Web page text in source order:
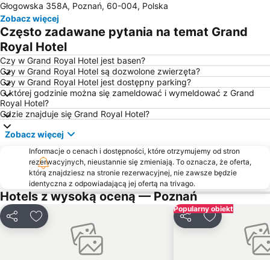
Stadion Miejski
Centrum Kongresowe Poznań-Targi
Wilda
Plaża nad jeziorem Kierskim
Garbary
Dworzec Zachodni
Rataje
Pałac w Rogalinie
Swięty Marcin
Stary Browar
Plac Wolności
Łazarz
Stare Zoo
Plaża nad jeziorem Maltańskim
Ogród Zoologiczny w Poznaniu
Ośrodek Szkoleniowo-Konferencyjny Kiekrz
Concordia Design
Ulica Jana Henryka Dąbrowskiego
Uniwersytet Ekonomiczny
Hala Widowiskowo-Sportowa Arena
Hipodrom Wola
Centrum Kongresowo-Dydaktyczne Uniwersytetu Medycznego im. Karola Marcinkowskiego
Aleje Marcinkowskiego
Ostrów Tumski
Ulica Aleksandra Fredry
Głogowska 358A, Poznań, 60-004, Polska
Zobacz więcej
Często zadawane pytania na temat Grand
Royal Hotel
Czy w Grand Royal Hotel jest basen?
Czy w Grand Royal Hotel są dozwolone zwierzęta?
Czy w Grand Royal Hotel jest dostępny parking?
O której godzinie można się zameldować i wymeldować z Grand
Royal Hotel?
Gdzie znajduje się Grand Royal Hotel?
Zobacz więcej
Informacje o cenach i dostępności, które otrzymujemy od stron
rezerwacyjnych, nieustannie się zmieniają. To oznacza, że oferta,
którą znajdziesz na stronie rezerwacyjnej, nie zawsze będzie
identyczna z odpowiadającą jej ofertą na trivago.
Hotels z wysoką oceną — Poznań
UdostępnijDodaj do ulubionych
Popularny obiekt
UdostępnijDodaj do